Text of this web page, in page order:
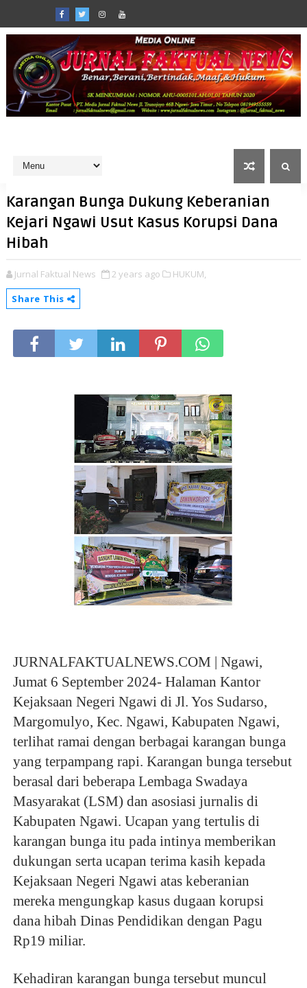
Karangan Bunga Dukung Keberanian
Kejari Ngawi Usut Kasus Korupsi Dana
Hibah
Jurnal Faktual News 2 years ago
HUKUM,
Share This
JURNALFAKTUALNEWS.COM | Ngawi,
Jumat 6 September 2024- Halaman Kantor
Kejaksaan Negeri Ngawi di Jl. Yos Sudarso,
Margomulyo, Kec. Ngawi, Kabupaten Ngawi,
terlihat ramai dengan berbagai karangan bunga
yang terpampang rapi. Karangan bunga tersebut
berasal dari beberapa Lembaga Swadaya
Masyarakat (LSM) dan asosiasi jurnalis di
Kabupaten Ngawi. Ucapan yang tertulis di
karangan bunga itu pada intinya memberikan
dukungan serta ucapan terima kasih kepada
Kejaksaan Negeri Ngawi atas keberanian
mereka mengungkap kasus dugaan korupsi
dana hibah Dinas Pendidikan dengan Pagu
Rp19 miliar.
Kehadiran karangan bunga tersebut muncul